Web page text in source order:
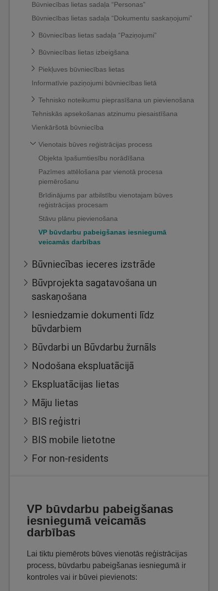
Būvniecības lietas sadaļa “Personas”
Būvniecības lietas sadaļa “Dokumentu saskaņojumi”
Būvniecības lietas sadaļa “Paziņojumi”
Būvniecības lietas izbeigšana
Piekļuves būvniecības lietas
Informatīvie paziņojumi būvniecības lietā
Tehnisko noteikumu pieprasīšana un pievienošana
Tehniskās apsekošanas atzinumu piesaistīšana
Vienkāršotā būvniecība
Vienotais būves reģistrācijas process
Objekta īpašumtiesību norādīšana
Pazīmes attēlošana par vienotā procesa
piemērošanu
Brīdinājums par atbilstību vienotajam būves
reģistrācijas procesam
Stāvu plānu pievienošana
VP būvdarbu pabeigšanas iesniegumā
veicamās darbības
Būvniecības ieceres izstrāde
Būvprojekta sagatavošana un
saskaņošana
Iesniedzamie dokumenti līdz
būvdarbiem
Būvdarbi un Būvdarbu žurnāls
Nodošana ekspluatācijā
Ekspluatācijas lietas
Māju lietas
BIS reģistri
BIS mobile lietotne
For non-residents
VP būvdarbu pabeigšanas
iesniegumā veicamās
darbības
Lai tiktu piemērots būves vienotās reģistrācijas
process, būvdarbu pabeigšanas iesniegumā ir
kontroles vai ir būvei pievienots: